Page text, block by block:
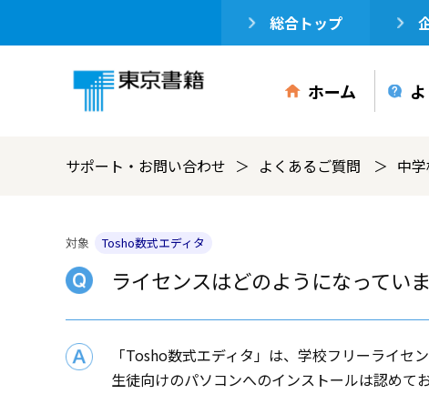
総合トップ
ホーム
サポート・お問い合わせ よくあるご質問 中
対象 Tosho数式エディタ
ライセンスはどのようになってい
「Tosho数式エディタ」は、学校フリーライセ
生徒向けのパソコンへのインストールは認めて